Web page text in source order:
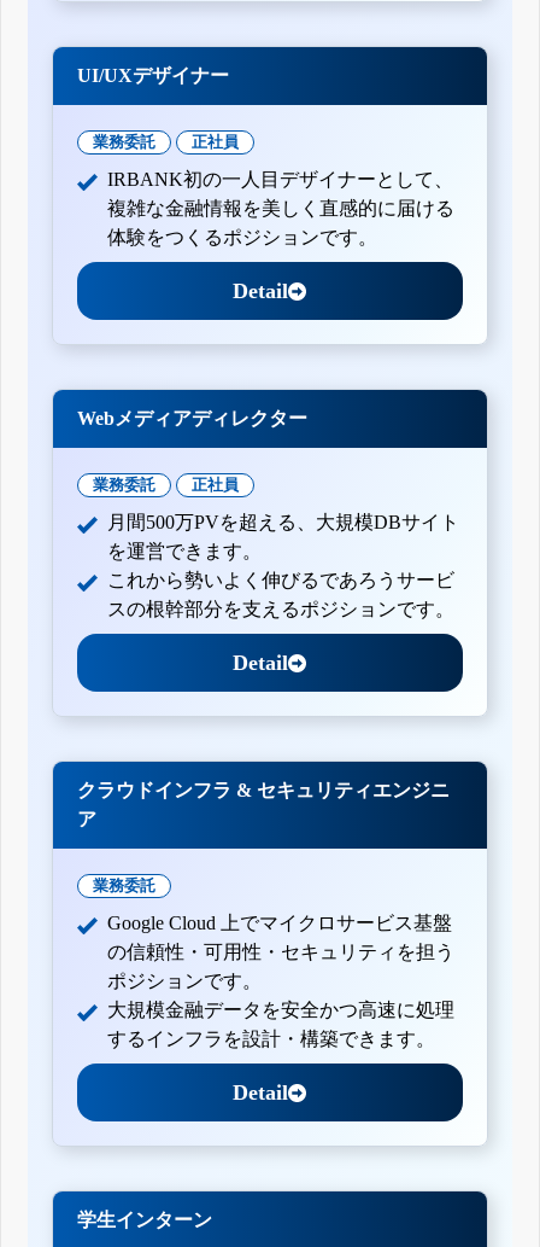
UI/UXデザイナー
業務委託 正社員
IRBANK初の一人目デザイナーとして、
複雑な金融情報を美しく直感的に届ける
体験をつくるポジションです。
Detail
Webメディアディレクター
業務委託 正社員
月間500万PVを超える、大規模DBサイト
を運営できます。
これから勢いよく伸びるであろうサービ
スの根幹部分を支えるポジションです。
Detail
クラウドインフラ & セキュリティエンジニ
ア
業務委託
Google Cloud 上でマイクロサービス基盤
の信頼性・可用性・セキュリティを担う
ポジションです。
大規模金融データを安全かつ高速に処理
するインフラを設計・構築できます。
Detail
学生インターン